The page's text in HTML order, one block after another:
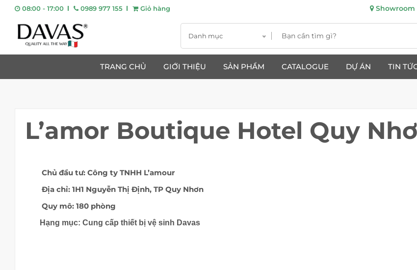
08:00 - 17:00 0989 977 155 Giỏ hàng Showroom
Danh mục
TRANG CHỦ GIỚI THIỆU SẢN PHẨM CATALOGUE DỰ ÁN TIN
L’amor Boutique Hotel Quy
Chủ đầu tư: Công ty TNHH L’amour
Địa chỉ: 1H1 Nguyễn Thị Định, TP Quy Nhơn
Quy mô: 180 phòng
Hạng mục: Cung cấp thiết bị vệ sinh Davas